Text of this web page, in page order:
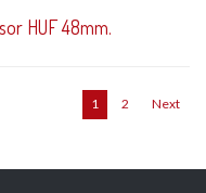
HUF 48mm.
1 2 Next